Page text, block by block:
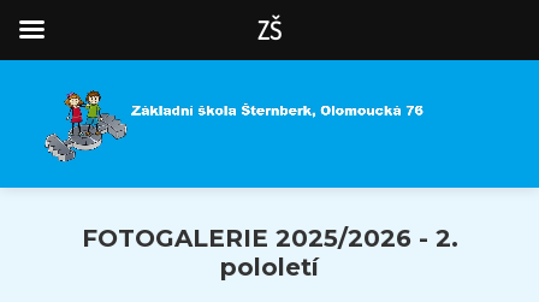
FOTOGALERIE 2025/2026 - 2.
pololetí
ZŠ